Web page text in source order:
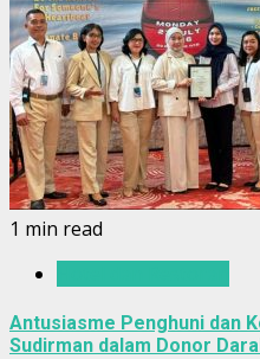
1 min read
Antusiasme Penghuni dan
Sudirman dalam Donor